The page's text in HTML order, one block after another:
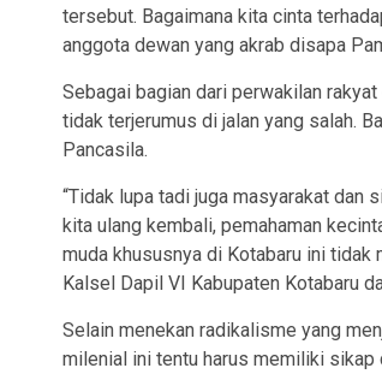
tersebut. Bagaimana kita cinta
anggota dewan yang akrab disapa
Sebagai bagian dari perwakilan
tidak terjerumus di jalan yang salah.
Pancasila.
“Tidak lupa tadi juga masyarakat
kita ulang kembali, pemahaman
muda khususnya di Kotabaru ini tidak
Kalsel Dapil VI Kabupaten Kotabaru
Selain menekan radikalisme yang
milenial ini tentu harus memiliki sikap